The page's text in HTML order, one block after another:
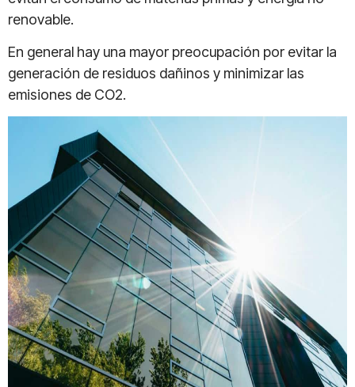
renovable.
En general hay una mayor preocupación por evitar la
generación de residuos dañinos y minimizar las
emisiones de CO2.